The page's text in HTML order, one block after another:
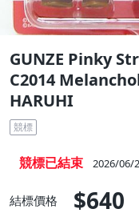
GUNZE Pinky
C2014
HARUHI
競標
競標已結束 2026/06/
結標價格 $640